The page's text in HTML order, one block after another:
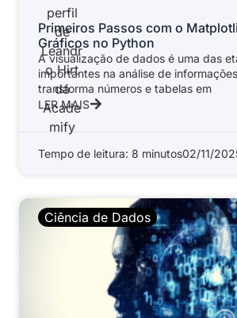
Primeiros Passos com o
Gráficos no Python
A visualização de dados é uma das
importantes na análise de
transforma números e tabelas em
LER MAIS
Tempo de leitura: 8 minutos02/11/
Ciência de Dados